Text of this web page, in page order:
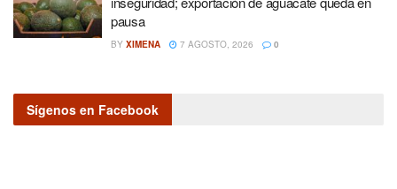
pausa
BY XIMENA 7 AGOSTO, 2026 0
Sígenos en Facebook